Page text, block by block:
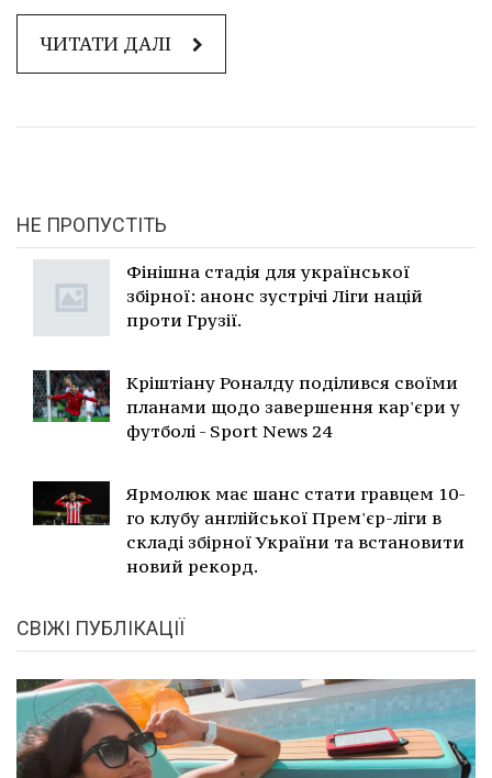
ЧИТАТИ ДАЛІ
НЕ ПРОПУСТІТЬ
Фінішна стадія для української
збірної: анонс зустрічі Ліги націй
проти Грузії.
Кріштіану Роналду поділився своїми
планами щодо завершення кар'єри у
футболі - Sport News 24
Ярмолюк має шанс стати гравцем 10-
го клубу англійської Прем'єр-ліги в
складі збірної України та встановити
новий рекорд.
СВІЖІ ПУБЛІКАЦІЇ